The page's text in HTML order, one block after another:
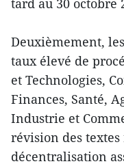
tard au 30 octobre
Deuxièmement,
taux élevé de
et Technologies,
Finances, Santé,
Industrie et
révision des
décentralisation